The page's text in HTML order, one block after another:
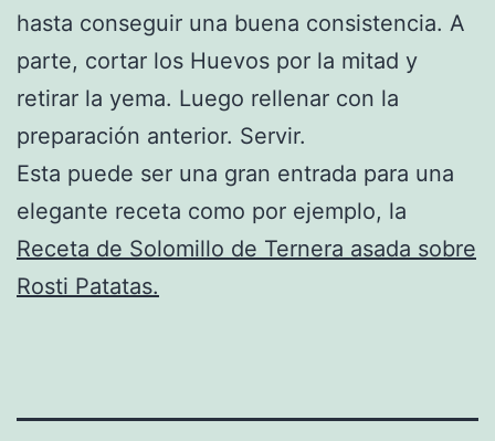
hasta conseguir una buena consistencia. A
parte, cortar los Huevos por la mitad y
retirar la yema. Luego rellenar con la
preparación anterior. Servir.
Esta puede ser una gran entrada para una
elegante receta como por ejemplo, la
Receta de Solomillo de Ternera asada sobre
Rosti Patatas.